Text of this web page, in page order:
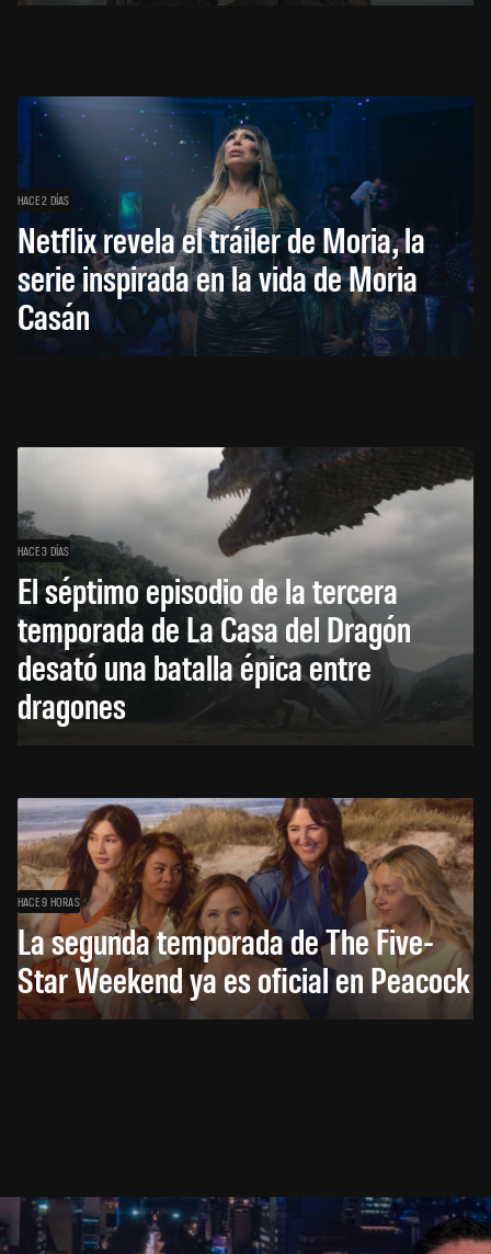
HACE 2 DÍAS
Netflix revela el tráiler de Moria, la
serie inspirada en la vida de Moria
Casán
HACE 3 DÍAS
El séptimo episodio de la tercera
temporada de La Casa del Dragón
desató una batalla épica entre
dragones
HACE 9 HORAS
La segunda temporada de The Five-
Star Weekend ya es oficial en Peacock